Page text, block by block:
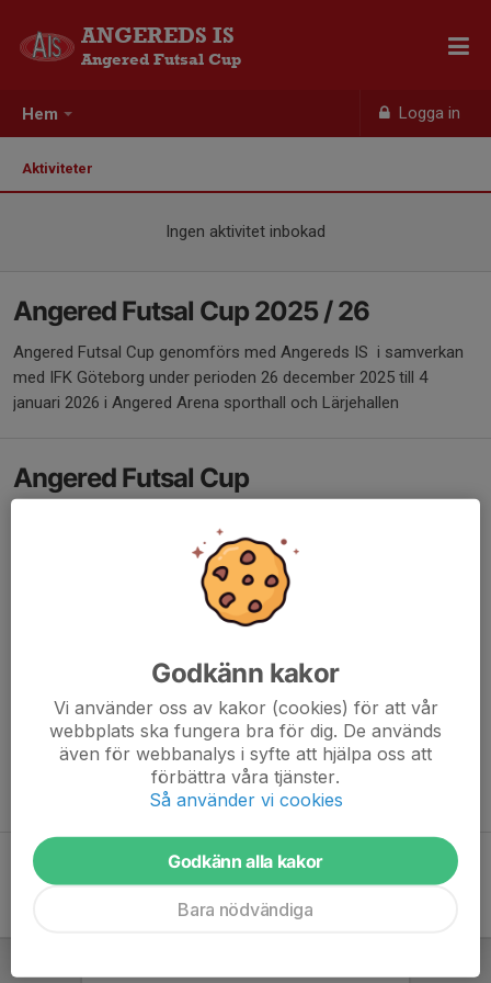
Hem Logga in
ANGEREDS IS
Angered Futsal Cup
Aktiviteter
Ingen aktivitet inbokad
Angered Futsal Cup 2025 / 26
Angered Futsal Cup genomförs med Angereds IS i samverkan
med IFK Göteborg under perioden 26 december 2025 till 4
januari 2026 i Angered Arena sporthall och Lärjehallen
Angered Futsal Cup
Nu öppnar vi anmälan till årets upplaga av
– en av Göteborgs största och mest uppskattade
futsalturneringar! Cupen spelas under jul- och nyårshelgen och
samlar lag från hela regionen för intensiva, fartfyllda och
Angered Futsal Cup 2025
Vi ser fram emot att välkomna er till ännu en fantastisk
turnering!
Angereds IS i samarbete med IFK Göteborg
Godkänn kakor
Vi använder oss av kakor (cookies) för att vår
webbplats ska fungera bra för dig. De används
även för webbanalys i syfte att hjälpa oss att
förbättra våra tjänster.
Så använder vi cookies
Godkänn alla kakor
Bara nödvändiga